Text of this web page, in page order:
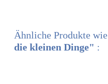
Ähnliche Produkte wie
die kleinen Dinge" :